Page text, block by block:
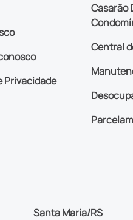
Privacidade
Casarão
Central
Santa Maria/RS